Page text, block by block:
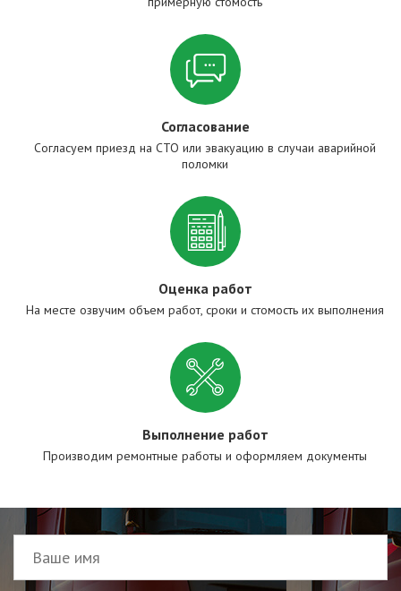
Согласование
Согласуем приезд на СТО или эвакуацию в случаи аварийной
поломки
Оценка работ
На месте озвучим объем работ, сроки и стомость их выполнения
Выполнение работ
Производим ремонтные работы и оформляем документы